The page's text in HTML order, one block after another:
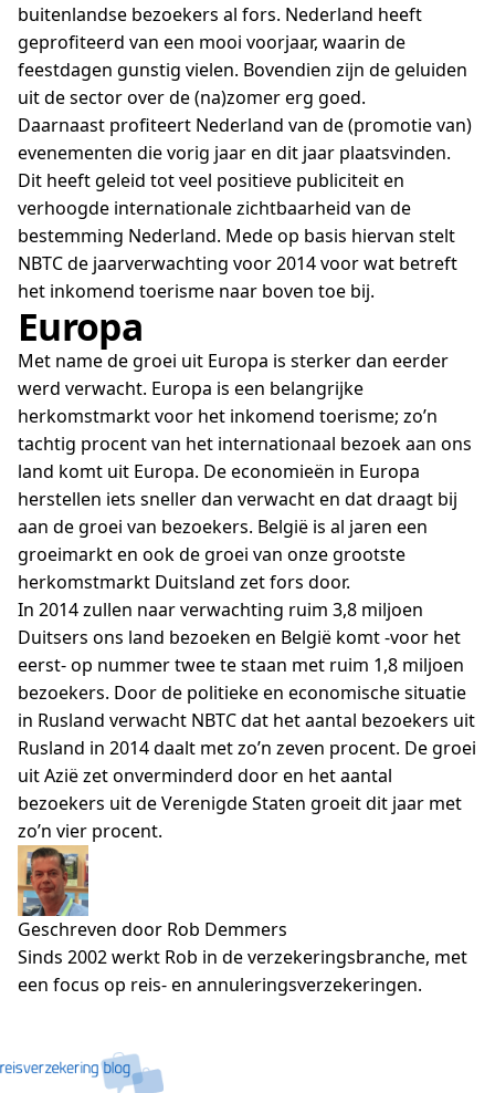
buitenlandse bezoekers al fors. Nederland heeft
geprofiteerd van een mooi voorjaar, waarin de
feestdagen gunstig vielen. Bovendien zijn de geluiden
uit de sector over de (na)zomer erg goed.
Daarnaast profiteert Nederland van de (promotie van)
evenementen die vorig jaar en dit jaar plaatsvinden.
Dit heeft geleid tot veel positieve publiciteit en
verhoogde internationale zichtbaarheid van de
bestemming Nederland. Mede op basis hiervan stelt
NBTC de jaarverwachting voor 2014 voor wat betreft
het inkomend toerisme naar boven toe bij.
Europa
Met name de groei uit Europa is sterker dan eerder
werd verwacht. Europa is een belangrijke
herkomstmarkt voor het inkomend toerisme; zo’n
tachtig procent van het internationaal bezoek aan ons
land komt uit Europa. De economieën in Europa
herstellen iets sneller dan verwacht en dat draagt bij
aan de groei van bezoekers. België is al jaren een
groeimarkt en ook de groei van onze grootste
herkomstmarkt Duitsland zet fors door.
In 2014 zullen naar verwachting ruim 3,8 miljoen
Duitsers ons land bezoeken en België komt -voor het
eerst- op nummer twee te staan met ruim 1,8 miljoen
bezoekers. Door de politieke en economische situatie
in Rusland verwacht NBTC dat het aantal bezoekers uit
Rusland in 2014 daalt met zo’n zeven procent. De groei
uit Azië zet onverminderd door en het aantal
bezoekers uit de Verenigde Staten groeit dit jaar met
zo’n vier procent.
Geschreven door Rob Demmers
Sinds 2002 werkt Rob in de verzekeringsbranche, met
een focus op reis- en annuleringsverzekeringen.